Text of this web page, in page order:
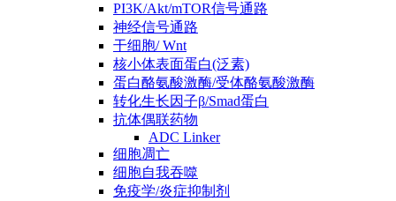
PI3K/Akt/mTOR信号通路
神经信号通路
干细胞/ Wnt
核小体表面蛋白(泛素)
蛋白酪氨酸激酶/受体酪氨酸激酶
转化生长因子β/Smad蛋白
抗体偶联药物
ADC Linker
细胞凋亡
细胞自我吞噬
免疫学/炎症抑制剂